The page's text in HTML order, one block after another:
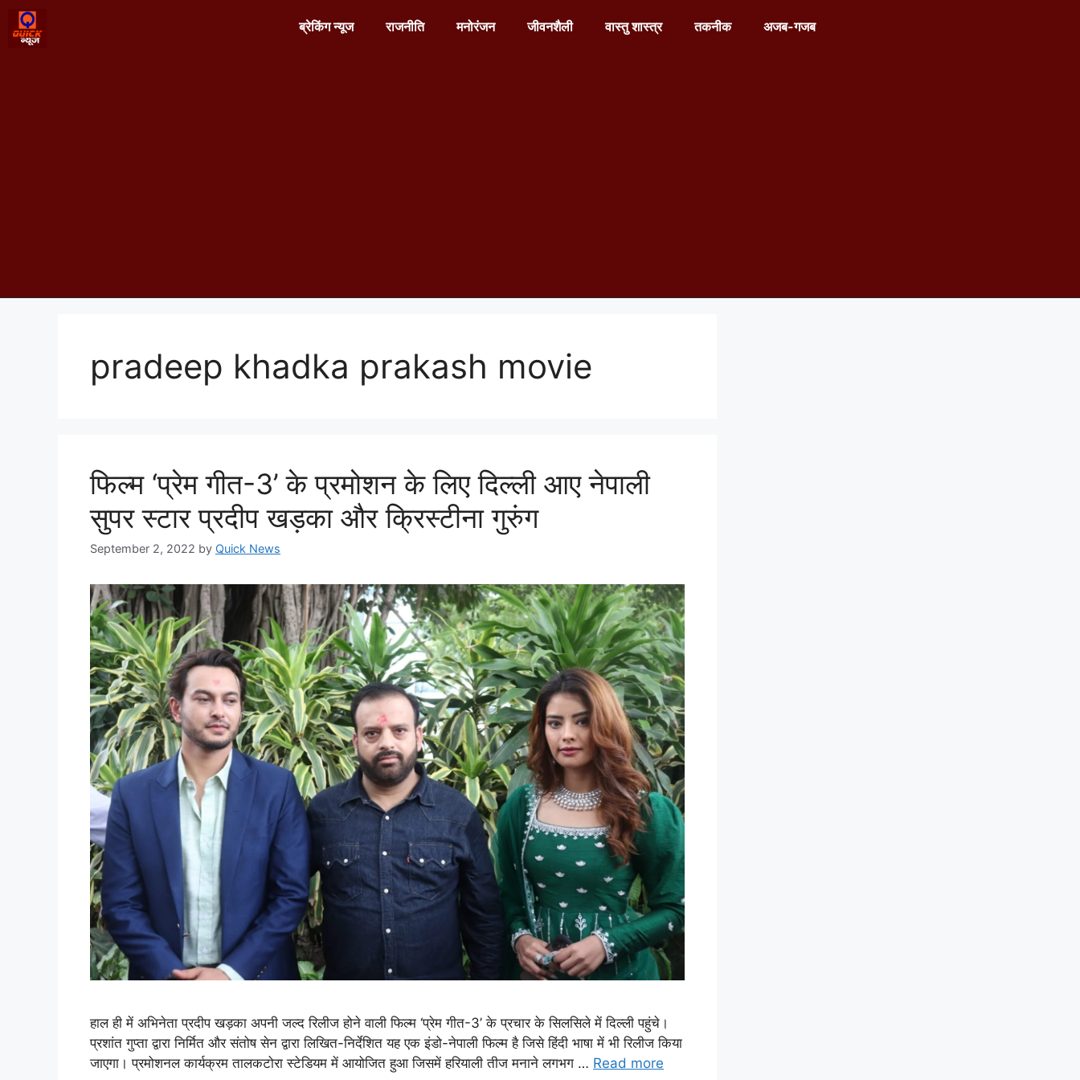
ब्रेकिंग न्यूज राजनीति मनोरंजन जीवनशैली वास्तु शास्त्र तकनीक अजब-गजब
pradeep khadka prakash movie
फिल्म ‘प्रेम गीत-3’ के प्रमोशन के लिए दिल्ली आए नेपाली
सुपर स्टार प्रदीप खड़का और क्रिस्टीना गुरुंग
September 2, 2022 by Quick News
हाल ही में अभिनेता प्रदीप खड़का अपनी जल्द रिलीज होने वाली फिल्म ‘प्रेम गीत-3’ के प्रचार के सिलसिले में दिल्ली पहुंचे।
प्रशांत गुप्ता द्वारा निर्मित और संतोष सेन द्वारा लिखित-निर्देशित यह एक इंडो-नेपाली फिल्म है जिसे हिंदी भाषा में भी रिलीज किया
जाएगा। प्रमोशनल कार्यक्रम तालकटोरा स्टेडियम में आयोजित हुआ जिसमें हरियाली तीज मनाने लगभग … Read more